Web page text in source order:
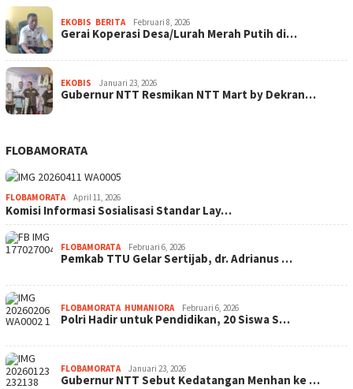
EKOBIS BERITA Februari 8, 2026
Gerai Koperasi Desa/Lurah Merah Putih di…
EKOBIS Januari 23, 2026
Gubernur NTT Resmikan NTT Mart by Dekran…
FLOBAMORATA
FLOBAMORATA April 11, 2026
Komisi Informasi Sosialisasi Standar Lay…
FLOBAMORATA Februari 6, 2026
Pemkab TTU Gelar Sertijab, dr. Adrianus …
FLOBAMORATA, HUMANIORA Februari 6, 2026
Polri Hadir untuk Pendidikan, 20 Siswa S…
FLOBAMORATA Januari 23, 2026
Gubernur NTT Sebut Kedatangan Menhan ke …